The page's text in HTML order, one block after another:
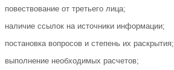
повествование от третьего лица;
наличие ссылок на источники информации;
постановка вопросов и степень их раскрытия;
выполнение необходимых расчетов;